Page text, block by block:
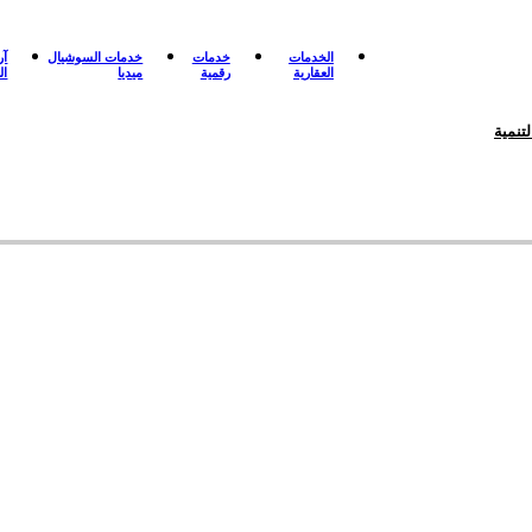
الخدمات
العقارية
خدمات
رقمية
خدمات السوشيال
ميديا